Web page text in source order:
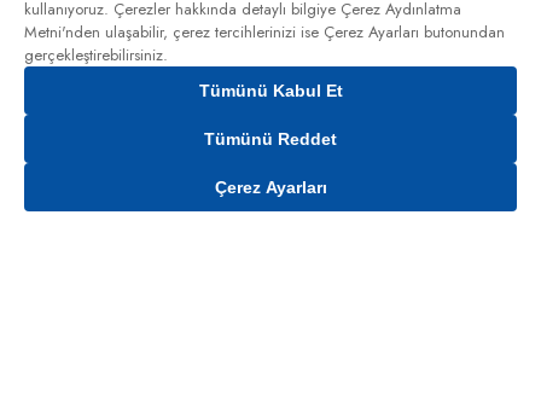
Gelince Haber Ver
kullanıyoruz. Çerezler hakkında detaylı bilgiye Çerez Aydınlatma
Metni'nden ulaşabilir, çerez tercihlerinizi ise Çerez Ayarları butonundan
gerçekleştirebilirsiniz.
Tümünü Kabul Et
Tümünü Reddet
Çerez Ayarları